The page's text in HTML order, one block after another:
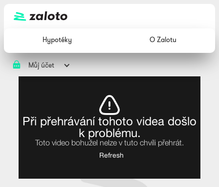
Hypotéky O Zalotu
Můj účet